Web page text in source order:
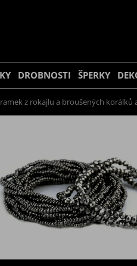
DROBNOSTI ŠPERKY
z rokajlu a broušených korálků